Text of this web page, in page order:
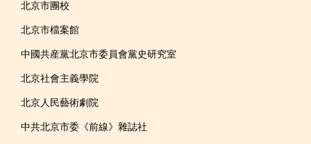
北京市團校
北京市檔案館
中國共産黨北京市委員會黨史研究室
北京社會主義學院
北京人民藝術劇院
中共北京市委《前線》雜誌社